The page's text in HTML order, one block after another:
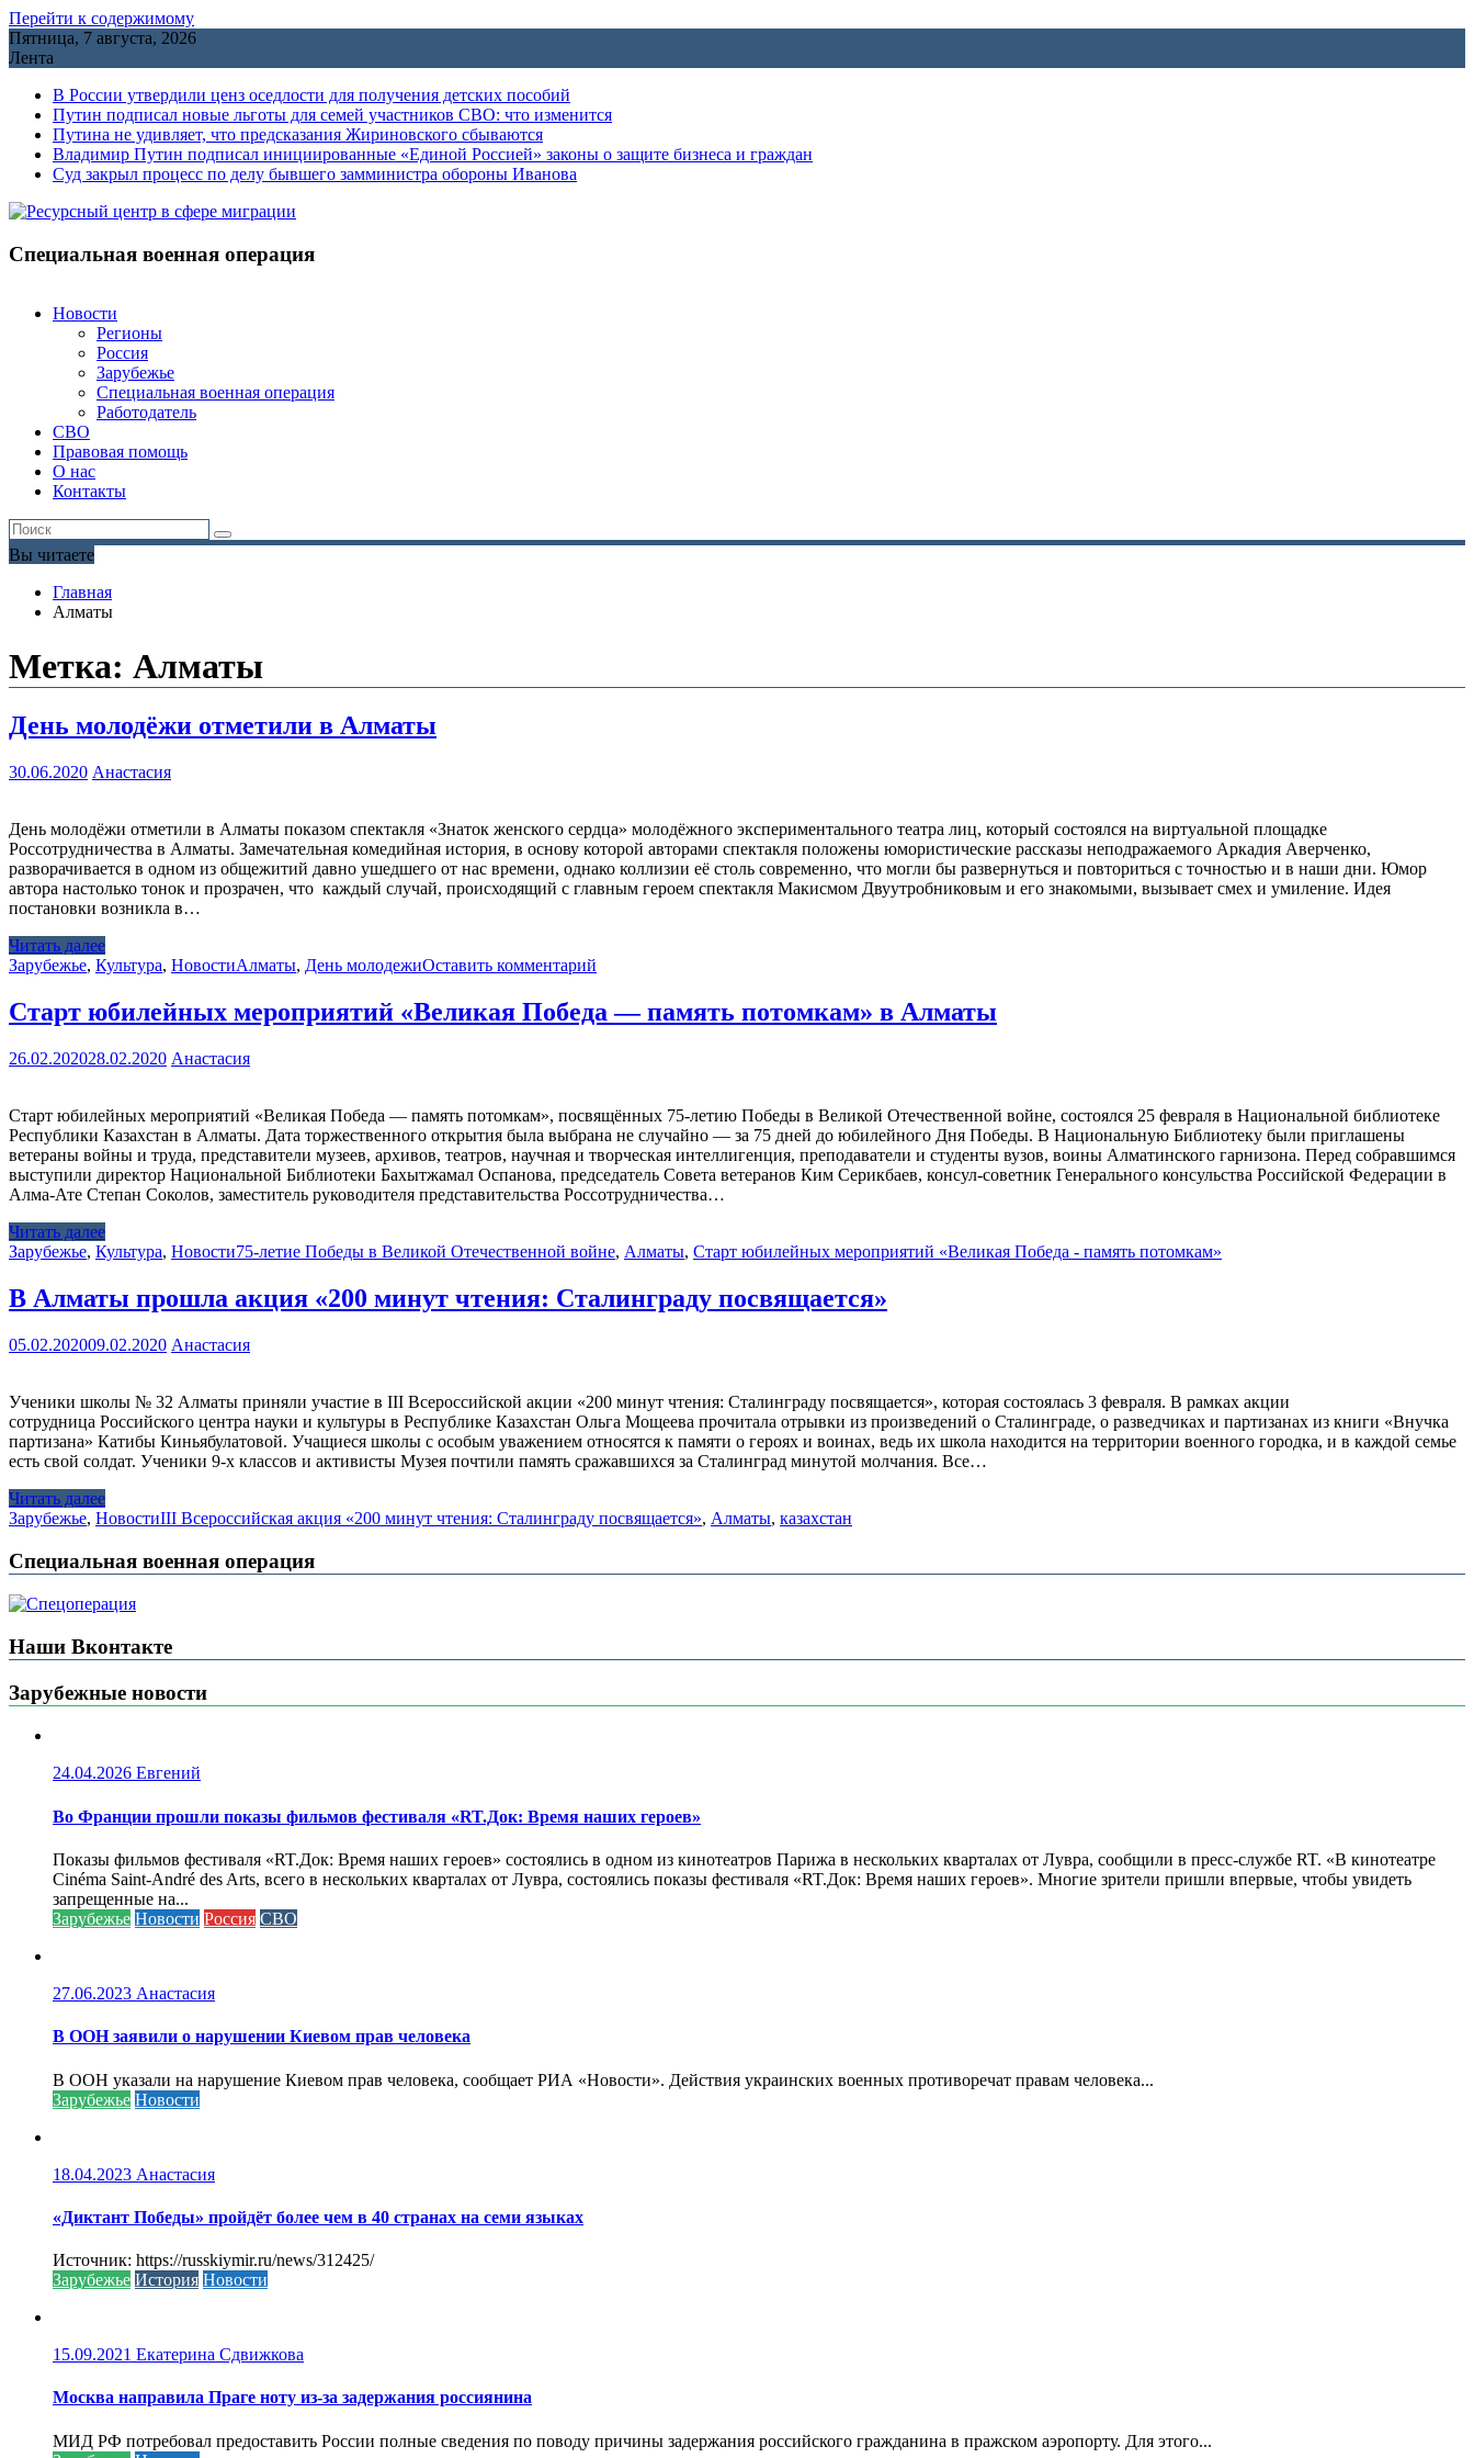
Перейти к содержимому
Пятница, 7 августа, 2026
Лента
В России утвердили ценз оседлости для получения детских пособий
Путин подписал новые льготы для семей участников СВО: что изменится
Путина не удивляет, что предсказания Жириновского сбываются
Владимир Путин подписал инициированные «Единой Россией» законы о защите бизнеса и граждан
Cуд закрыл процесс по делу бывшего замминистра обороны Иванова
Специальная военная операция
Новости
Регионы
Россия
Зарубежье
Специальная военная операция
Работодатель
СВО
Правовая помощь
О нас
Контакты
Вы читаете
Главная
Алматы
Метка: Алматы
День молодёжи отметили в Алматы
30.06.2020 Анастасия
День молодёжи отметили в Алматы показом спектакля «Знаток женского сердца» молодёжного экспериментального театра лиц, который состоялся на виртуальной площадке
Россотрудничества в Алматы. Замечательная комедийная история, в основу которой авторами спектакля положены юмористические рассказы неподражаемого Аркадия Аверченко,
разворачивается в одном из общежитий давно ушедшего от нас времени, однако коллизии её столь современно, что могли бы развернуться и повториться с точностью и в наши дни. Юмор
автора настолько тонок и прозрачен, что каждый случай, происходящий с главным героем спектакля Макисмом Двуутробниковым и его знакомыми, вызывает смех и умиление. Идея
постановки возникла в…
Читать далее
Зарубежье, Культура, НовостиАлматы, День молодежиОставить комментарий
Старт юбилейных мероприятий «Великая Победа — память потомкам» в Алматы
26.02.202028.02.2020 Анастасия
Старт юбилейных мероприятий «Великая Победа — память потомкам», посвящённых 75-летию Победы в Великой Отечественной войне, состоялся 25 февраля в Национальной библиотеке
Республики Казахстан в Алматы. Дата торжественного открытия была выбрана не случайно — за 75 дней до юбилейного Дня Победы. В Национальную Библиотеку были приглашены
ветераны войны и труда, представители музеев, архивов, театров, научная и творческая интеллигенция, преподаватели и студенты вузов, воины Алматинского гарнизона. Перед собравшимся
выступили директор Национальной Библиотеки Бахытжамал Оспанова, председатель Совета ветеранов Ким Серикбаев, консул-советник Генерального консульства Российской Федерации в
Алма-Ате Степан Соколов, заместитель руководителя представительства Россотрудничества…
Читать далее
Зарубежье, Культура, Новости75-летие Победы в Великой Отечественной войне, Алматы, Старт юбилейных мероприятий «Великая Победа - память потомкам»
В Алматы прошла акция «200 минут чтения: Сталинграду посвящается»
05.02.202009.02.2020 Анастасия
Ученики школы № 32 Алматы приняли участие в III Всероссийской акции «200 минут чтения: Сталинграду посвящается», которая состоялась 3 февраля. В рамках акции
сотрудница Российского центра науки и культуры в Республике Казахстан Ольга Мощеева прочитала отрывки из произведений о Сталинграде, о разведчиках и партизанах из книги «Внучка
партизана» Катибы Киньябулатовой. Учащиеся школы с особым уважением относятся к памяти о героях и воинах, ведь их школа находится на территории военного городка, и в каждой семье
есть свой солдат. Ученики 9-х классов и активисты Музея почтили память сражавшихся за Сталинград минутой молчания. Все…
Читать далее
Зарубежье, НовостиIII Всероссийская акция «200 минут чтения: Сталинграду посвящается», Алматы, казахстан
Специальная военная операция
Наши Вконтакте
Зарубежные новости
24.04.2026 Евгений
Во Франции прошли показы фильмов фестиваля «RT.Док: Время наших героев»
Показы фильмов фестиваля «RT.Док: Время наших героев» состоялись в одном из кинотеатров Парижа в нескольких кварталах от Лувра, сообщили в пресс-службе RT. «В кинотеатре
Cinéma Saint-André des Arts, всего в нескольких кварталах от Лувра, состоялись показы фестиваля «RT.Док: Время наших героев». Многие зрители пришли впервые, чтобы увидеть
запрещенные на...
Зарубежье Новости Россия СВО
27.06.2023 Анастасия
В ООН заявили о нарушении Киевом прав человека
В ООН указали на нарушение Киевом прав человека, сообщает РИА «Новости». Действия украинских военных противоречат правам человека...
Зарубежье Новости
18.04.2023 Анастасия
«Диктант Победы» пройдёт более чем в 40 странах на семи языках
Источник: https://russkiymir.ru/news/312425/
Зарубежье История Новости
15.09.2021 Екатерина Сдвижкова
Москва направила Праге ноту из-за задержания россиянина
МИД РФ потребовал предоставить России полные сведения по поводу причины задержания российского гражданина в пражском аэропорту. Для этого...